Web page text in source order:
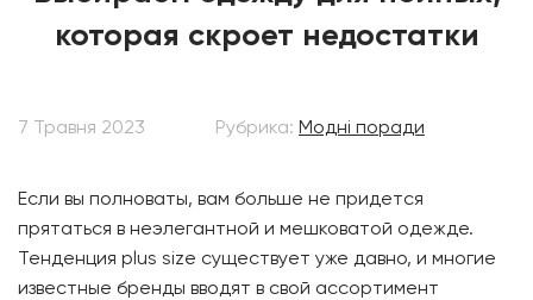
которая скроет недостатки
7 Травня 2023 Рубрика: Модні поради
Если вы полноваты, вам больше не придется
прятаться в неэлегантной и мешковатой одежде.
Тенденция plus size существует уже давно, и многие
известные бренды вводят в свой ассортимент